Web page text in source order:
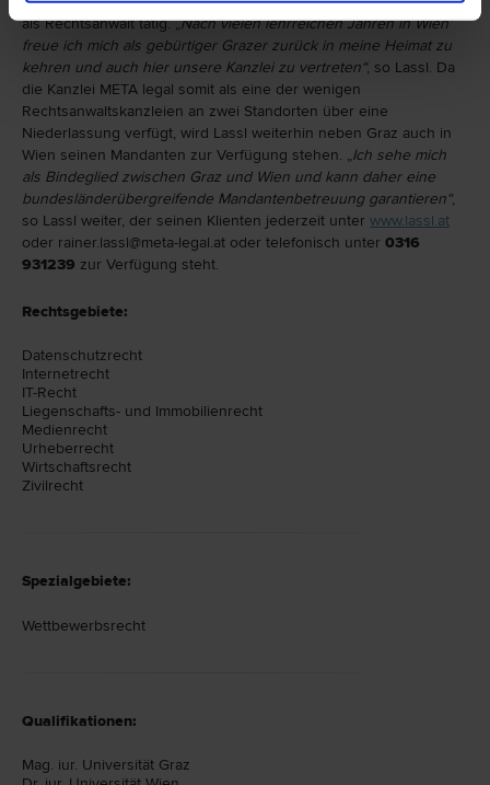
als Rechtsanwalt tätig. „Nach vielen lehrreichen Jahren in Wien
freue ich mich als gebürtiger Grazer zurück in meine Heimat zu
kehren und auch hier unsere Kanzlei zu vertreten“, so Lassl. Da
die Kanzlei META legal somit als eine der wenigen
Rechtsanwaltskanzleien an zwei Standorten über eine
Niederlassung verfügt, wird Lassl weiterhin neben Graz auch in
Wien seinen Mandanten zur Verfügung stehen. „Ich sehe mich
als Bindeglied zwischen Graz und Wien und kann daher eine
bundesländerübergreifende Mandantenbetreuung garantieren“,
so Lassl weiter, der seinen Klienten jederzeit unter www.lassl.at
oder rainer.lassl@meta-legal.at oder telefonisch unter 0316
931239 zur Verfügung steht.
Rechtsgebiete:
Datenschutz­recht
Internet­recht
IT-Recht
Liegenschafts- und Immobilien­recht
Medien­recht
Urheber­recht
Wirtschafts­recht
Zivil­recht
Spezialgebiete:
Wettbewerbsrecht
Qualifikationen:
Mag. iur. Universität Graz